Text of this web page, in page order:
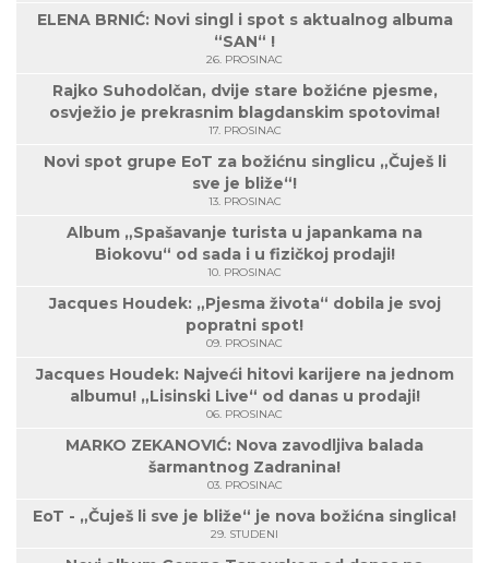
ELENA BRNIĆ: Novi singl i spot s aktualnog albuma
“SAN“ !
26. PROSINAC
Rajko Suhodolčan, dvije stare božićne pjesme,
osvježio je prekrasnim blagdanskim spotovima!
17. PROSINAC
Novi spot grupe EoT za božićnu singlicu „Čuješ li
sve je bliže“!
13. PROSINAC
Album „Spašavanje turista u japankama na
Biokovu“ od sada i u fizičkoj prodaji!
10. PROSINAC
Jacques Houdek: „Pjesma života“ dobila je svoj
popratni spot!
09. PROSINAC
Jacques Houdek: Najveći hitovi karijere na jednom
albumu! „Lisinski Live“ od danas u prodaji!
06. PROSINAC
MARKO ZEKANOVIĆ: Nova zavodljiva balada
šarmantnog Zadranina!
03. PROSINAC
EoT - „Čuješ li sve je bliže“ je nova božićna singlica!
29. STUDENI